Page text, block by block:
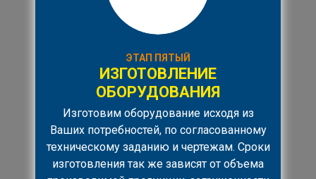
ЭТАП ПЯТЫЙ
ИЗГОТОВЛЕНИЕ
ОБОРУДОВАНИЯ
Изготовим оборудование исходя из
Ваших потребностей, по согласованному
техническому заданию и чертежам. Сроки
изготовления так же зависят от объема